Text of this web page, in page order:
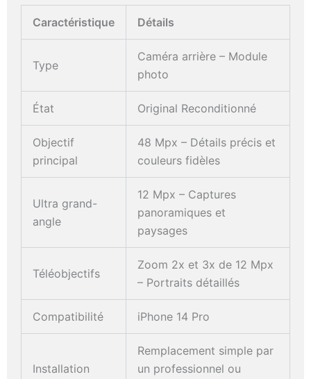
Caractéristique Détails
Type
Caméra arrière – Module
photo
État Original Reconditionné
Objectif
principal
48 Mpx – Détails précis et
couleurs fidèles
Ultra grand-
angle
12 Mpx – Captures
panoramiques et
paysages
Téléobjectifs
Zoom 2x et 3x de 12 Mpx
– Portraits détaillés
Compatibilité iPhone 14 Pro
Installation
Remplacement simple par
un professionnel ou